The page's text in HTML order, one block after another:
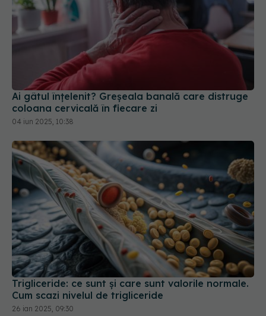
Ai gâtul înțelenit? Greșeala banală care distruge
coloana cervicală în fiecare zi
04 iun 2025, 10:38
Trigliceride: ce sunt și care sunt valorile normale.
Cum scazi nivelul de trigliceride
26 ian 2025, 09:30